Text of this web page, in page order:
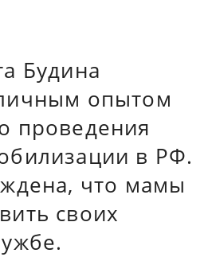
Будина
опытом
проведения
в РФ.
что мамы
своих